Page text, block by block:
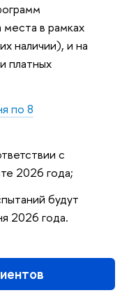
в рамках
наличии), и на
платных
по 8
с
2026 года;
будут
2026 года.